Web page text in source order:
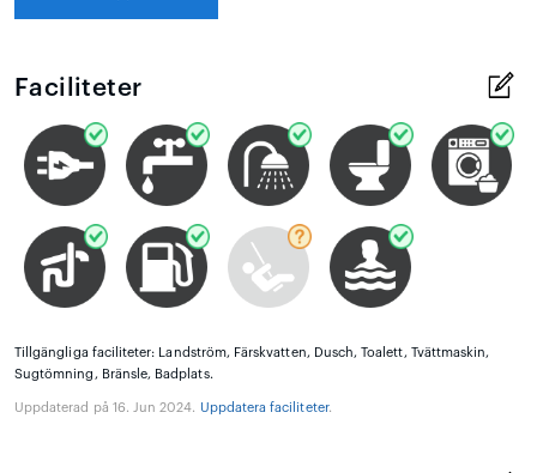
Faciliteter
Tillgängliga faciliteter: Landström, Färskvatten, Dusch, Toalett, Tvättmaskin,
Sugtömning, Bränsle, Badplats.
Uppdaterad på 16. Jun 2024. Uppdatera faciliteter.